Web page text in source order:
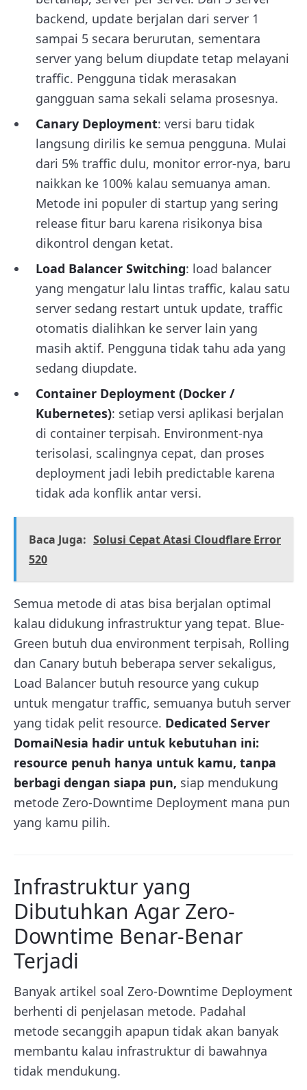
backend, update berjalan dari server 1
sampai 5 secara berurutan, sementara
server yang belum diupdate tetap melayani
traffic. Pengguna tidak merasakan
gangguan sama sekali selama prosesnya.
Canary Deployment: versi baru tidak
langsung dirilis ke semua pengguna. Mulai
dari 5% traffic dulu, monitor error-nya, baru
naikkan ke 100% kalau semuanya aman.
Metode ini populer di startup yang sering
release fitur baru karena risikonya bisa
dikontrol dengan ketat.
Load Balancer Switching: load balancer
yang mengatur lalu lintas traffic, kalau satu
server sedang restart untuk update, traffic
otomatis dialihkan ke server lain yang
masih aktif. Pengguna tidak tahu ada yang
sedang diupdate.
Container Deployment (Docker /
Kubernetes): setiap versi aplikasi berjalan
di container terpisah. Environment-nya
terisolasi, scalingnya cepat, dan proses
deployment jadi lebih predictable karena
tidak ada konflik antar versi.
Baca Juga: Solusi Cepat Atasi Cloudflare Error
520
Semua metode di atas bisa berjalan optimal
kalau didukung infrastruktur yang tepat. Blue-
Green butuh dua environment terpisah, Rolling
dan Canary butuh beberapa server sekaligus,
Load Balancer butuh resource yang cukup
untuk mengatur traffic, semuanya butuh server
yang tidak pelit resource. Dedicated Server
DomaiNesia hadir untuk kebutuhan ini:
resource penuh hanya untuk kamu, tanpa
berbagi dengan siapa pun, siap mendukung
metode Zero-Downtime Deployment mana pun
yang kamu pilih.
Infrastruktur yang
Dibutuhkan Agar Zero-
Downtime Benar-Benar
Terjadi
Banyak artikel soal Zero-Downtime Deployment
berhenti di penjelasan metode. Padahal
metode secanggih apapun tidak akan banyak
membantu kalau infrastruktur di bawahnya
tidak mendukung.